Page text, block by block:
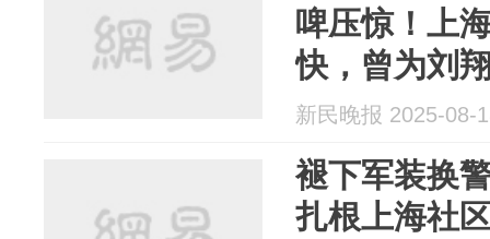
啤压惊！上
快，曾为刘
疗
新民晚报 2025-08-
褪下军装换
扎根上海社